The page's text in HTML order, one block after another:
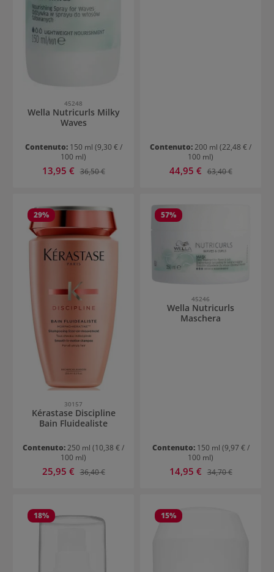
45248
Wella Nutricurls Milky
Waves
Contenuto: 150 ml (9,30 € /
100 ml)
Prezzo di vendita:
13,95 € Prezzo normale:
36,50 €
Contenuto:200 ml (22,48 € /
100 ml)
Prezzo di vendita:
44,95 € Prezzo normale:
63,40 €
29%
30157
Kérastase Discipline
Bain Fluidealiste
Contenuto:250 ml (10,38 € /
100 ml)
Prezzo di vendita:
25,95 € Prezzo normale:
36,40 €
57%
45246
Wella Nutricurls
Maschera
Contenuto: 150 ml (9,97 € /
100 ml)
Prezzo di vendita:
14,95 € Prezzo normale:
34,70 €
18% 15%